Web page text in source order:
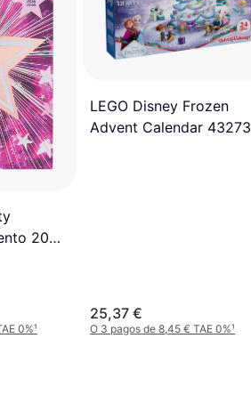
2025
0%¹
LEGO Disney Frozen
Advent Calendar 43273
25,37 €
O 3 pagos de 8,45 € TAE 0%¹